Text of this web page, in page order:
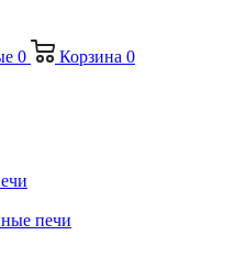
0 Корзина 0
печи